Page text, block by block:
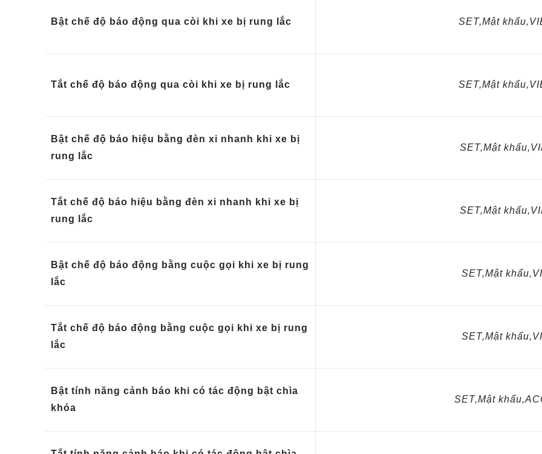
Bật chế độ báo động qua còi khi xe bị rung lắc SET,Mật
Tắt chế độ báo động qua còi khi xe bị rung lắc SET,Mật
Bật chế độ báo hiệu bằng đèn xi nhanh khi xe bị
rung lắc
SET,Mật
Tắt chế độ báo hiệu bằng đèn xi nhanh khi xe bị
rung lắc
SET,Mật
Bật chế độ báo động bằng cuộc gọi khi xe bị rung
lắc
SET,Mật
Tắt chế độ báo động bằng cuộc gọi khi xe bị rung
lắc
SET,Mật
Bật tính năng cảnh báo khi có tác động bật chìa
khóa
SET,Mật